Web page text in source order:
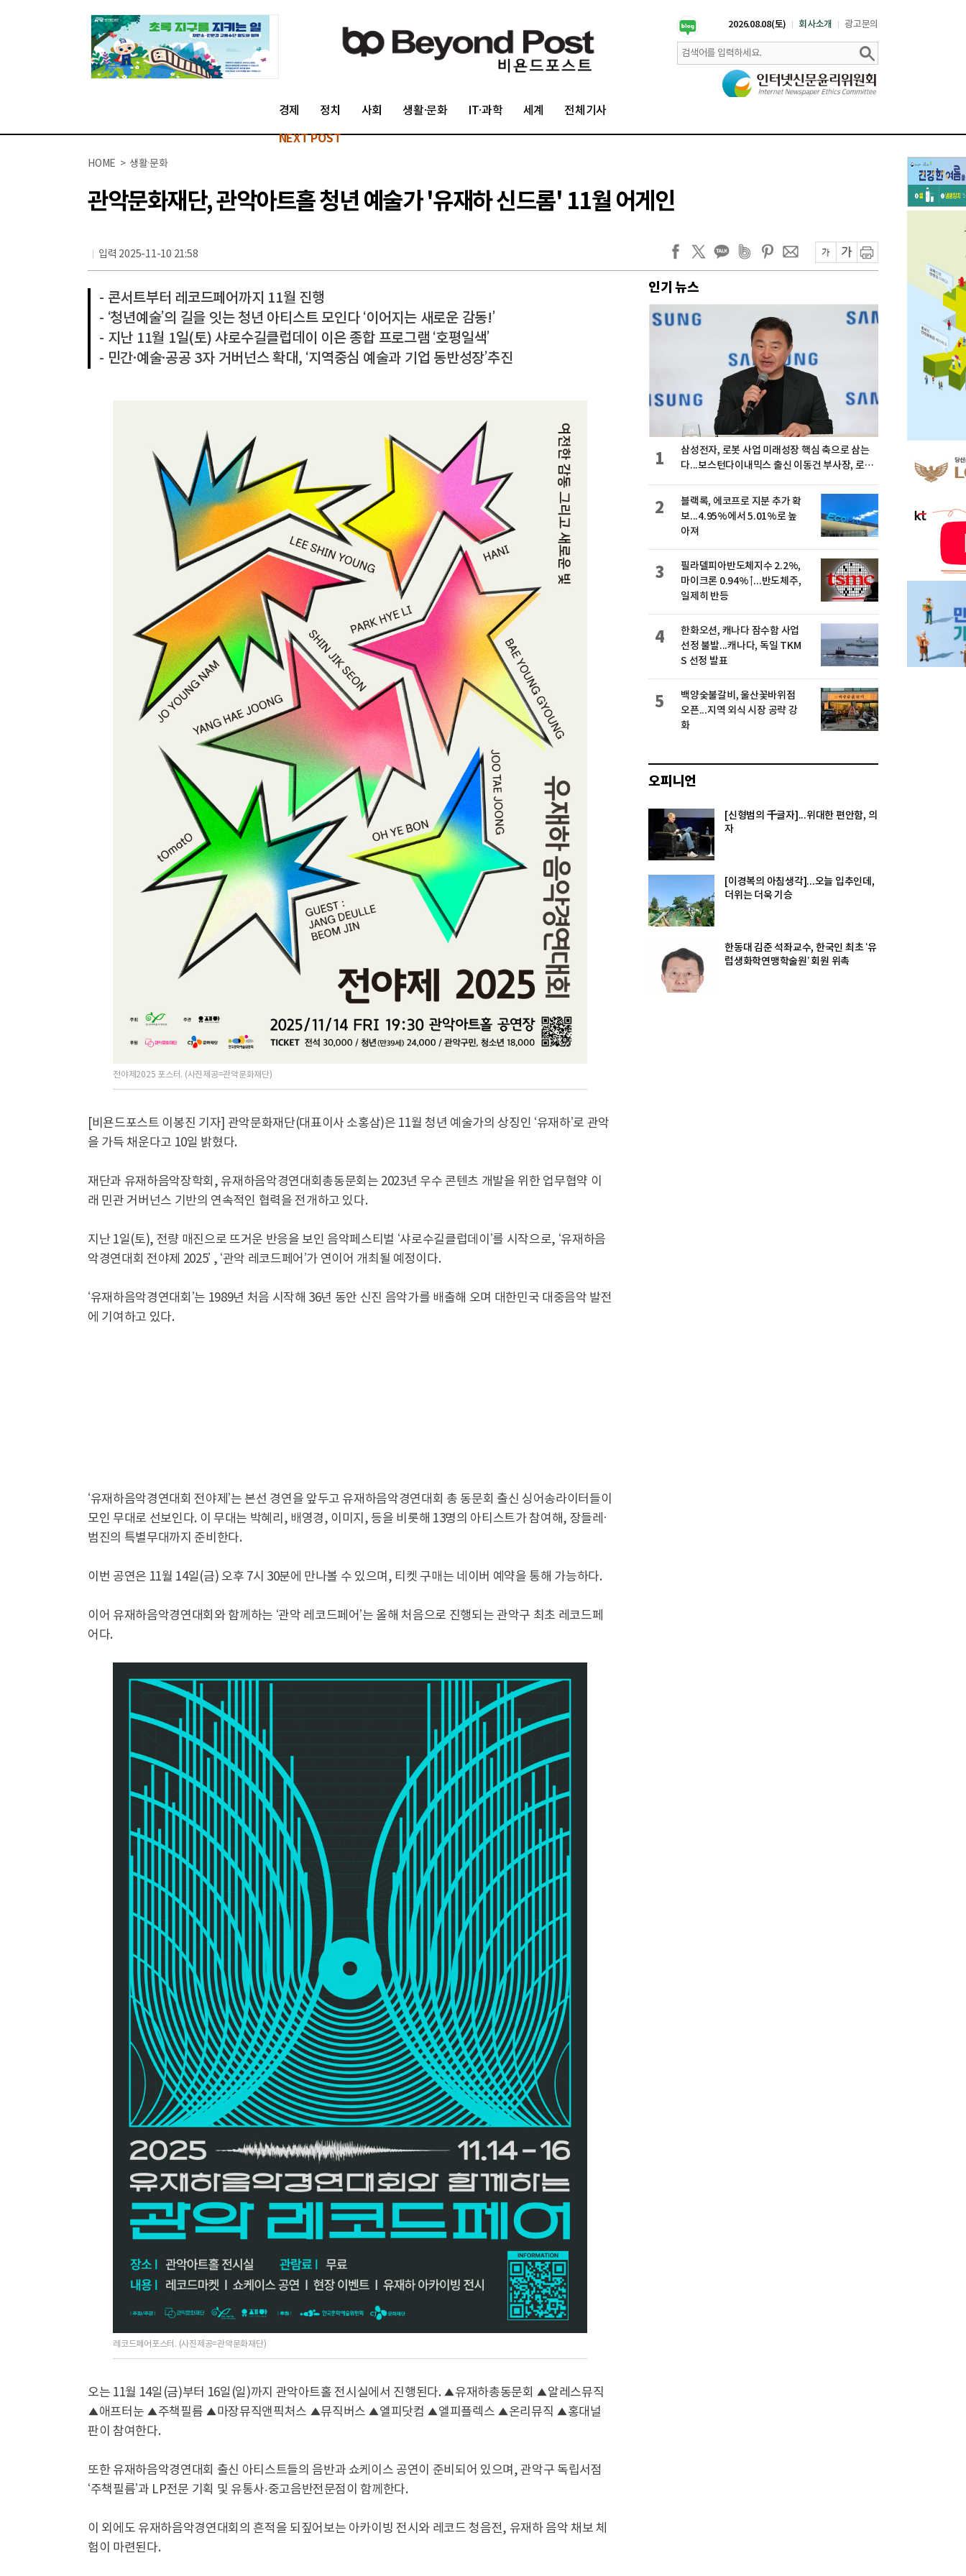
2026.08.08(토) 회사소개 광고문의
경제 정치 사회 생활·문화 IT·과학 세계 전체기사
NEXT POST
HOME > 생활·문화
관악문화재단, 관악아트홀 청년 예술가 '유재하 신드롬' 11월 어게인
입력 2025-11-10 21:58
- 콘서트부터 레코드페어까지 11월 진행
- ‘청년예술’의 길을 잇는 청년 아티스트 모인다 ‘이어지는 새로운 감동!’
- 지난 11월 1일(토) 샤로수길클럽데이 이은 종합 프로그램 ‘호평일색’
- 민간·예술·공공 3자 거버넌스 확대, ‘지역중심 예술과 기업 동반성장’추진
전야제2025 포스터. (사진제공=관악문화재단)
[비욘드포스트 이봉진 기자] 관악문화재단(대표이사 소홍삼)은 11월 청년 예술가의 상징인 ‘유재하’로 관악
을 가득 채운다고 10일 밝혔다.
재단과 유재하음악장학회, 유재하음악경연대회총동문회는 2023년 우수 콘텐츠 개발을 위한 업무협약 이
래 민관 거버넌스 기반의 연속적인 협력을 전개하고 있다.
지난 1일(토), 전량 매진으로 뜨거운 반응을 보인 음악페스티벌 ‘샤로수길클럽데이’를 시작으로, ‘유재하음
악경연대회 전야제 2025’ , ‘관악 레코드페어’가 연이어 개최될 예정이다.
‘유재하음악경연대회’는 1989년 처음 시작해 36년 동안 신진 음악가를 배출해 오며 대한민국 대중음악 발전
에 기여하고 있다.
‘유재하음악경연대회 전야제’는 본선 경연을 앞두고 유재하음악경연대회 총 동문회 출신 싱어송라이터들이
모인 무대로 선보인다. 이 무대는 박혜리, 배영경, 이미지, 등을 비롯해 13명의 아티스트가 참여해, 장들레·
범진의 특별무대까지 준비한다.
이번 공연은 11월 14일(금) 오후 7시 30분에 만나볼 수 있으며, 티켓 구매는 네이버 예약을 통해 가능하다.
이어 유재하음악경연대회와 함께하는 ‘관악 레코드페어’는 올해 처음으로 진행되는 관악구 최초 레코드페
어다.
레코드페어포스터. (사진제공=관악문화재단)
오는 11월 14일(금)부터 16일(일)까지 관악아트홀 전시실에서 진행된다. ▲유재하총동문회 ▲알레스뮤직
▲애프터눈 ▲주책필름 ▲마장뮤직앤픽처스 ▲뮤직버스 ▲엘피닷컴 ▲엘피플렉스 ▲온리뮤직 ▲홍대널
판이 참여한다.
또한 유재하음악경연대회 출신 아티스트들의 음반과 쇼케이스 공연이 준비되어 있으며, 관악구 독립서점
‘주책필름’과 LP전문 기획 및 유통사‧중고음반전문점이 함께한다.
이 외에도 유재하음악경연대회의 흔적을 되짚어보는 아카이빙 전시와 레코드 청음전, 유재하 음악 채보 체
험이 마련된다.
인기 뉴스
삼성전자, 로봇 사업 미래성장 핵심 축으로 삼는
다...보스턴다이내믹스 출신 이동건 부사장, 로보
1
블랙록, 에코프로 지분 추가 확
보...4.95%에서 5.01%로 높
아져
2
필라델피아반도체지수 2.2%,
마이크론 0.94%↑...반도체주,
일제히 반등
3
한화오션, 캐나다 잠수함 사업
선정 불발...캐나다, 독일 TKM
S 선정 발표
4
백양숯불갈비, 울산꽃바위점
오픈...지역 외식 시장 공략 강
화
5
오피니언
[신형범의 千글자]...위대한 편안함, 의
자
[이경복의 아침생각]...오늘 입추인데,
더위는 더욱 기승
한동대 김준 석좌교수, 한국인 최초 ‘유
럽생화학연맹학술원’ 회원 위촉